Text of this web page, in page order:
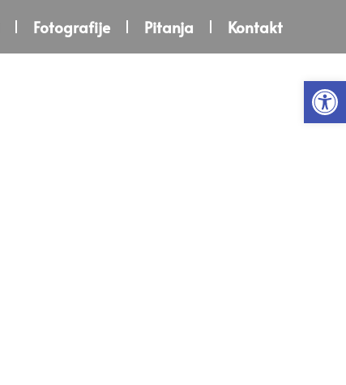
Fotografije Pitanja Kontakt